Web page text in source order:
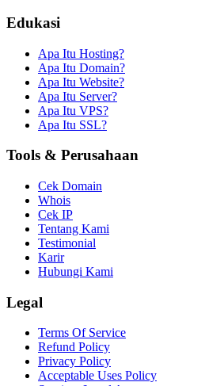
Edukasi
Apa Itu Hosting?
Apa Itu Domain?
Apa Itu Website?
Apa Itu Server?
Apa Itu VPS?
Apa Itu SSL?
Tools & Perusahaan
Cek Domain
Whois
Cek IP
Tentang Kami
Testimonial
Karir
Hubungi Kami
Legal
Terms Of Service
Refund Policy
Privacy Policy
Acceptable Uses Policy